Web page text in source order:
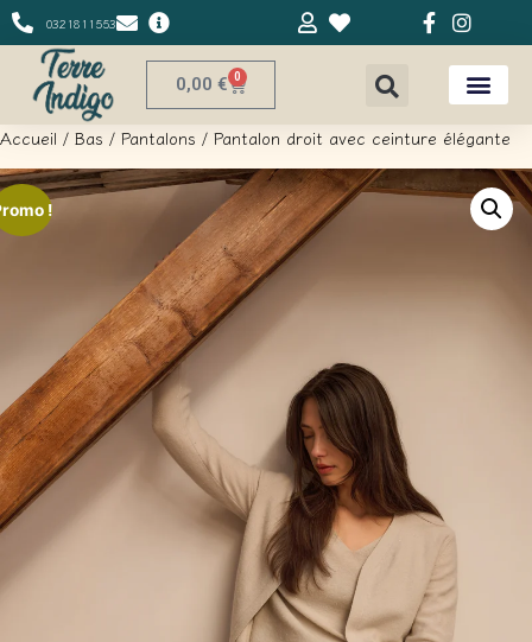
0321811553
0,00 € 0
Accueil / Bas / Pantalons / Pantalon droit avec ceinture élégante
!